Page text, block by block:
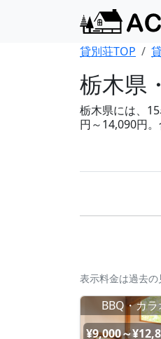
貸別荘TOP
栃木県
栃木県には、
円～14,090円
表示料金は過去
BBQ・カ
¥9,000～